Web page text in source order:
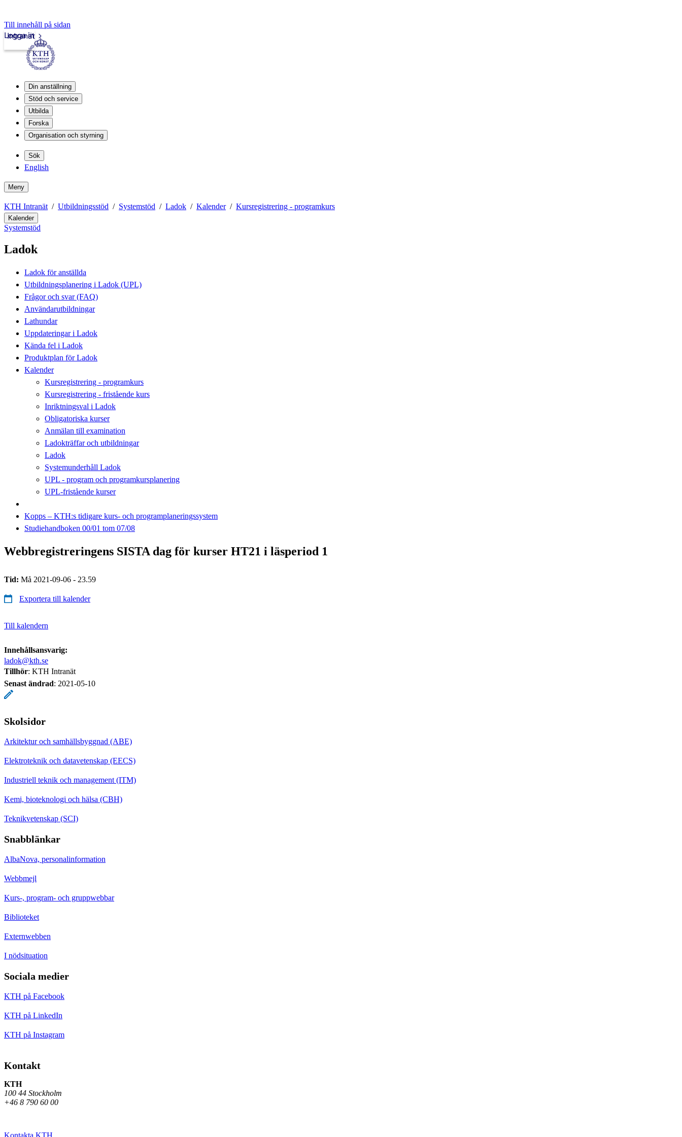
Till innehåll på sidan
Intranät
Logga in
Din anställning
Stöd och service
Utbilda
Forska
Organisation och styrning
Sök
English
Meny
KTH Intranät Utbildningsstöd Systemstöd Ladok Kalender Kursregistrering - programkurs
Kalender
Systemstöd
Ladok
Ladok för anställda
Utbildningsplanering i Ladok (UPL)
Frågor och svar (FAQ)
Användarutbildningar
Lathundar
Uppdateringar i Ladok
Kända fel i Ladok
Produktplan för Ladok
Kalender
Kursregistrering - programkurs
Kursregistrering - fristående kurs
Inriktningsval i Ladok
Obligatoriska kurser
Anmälan till examination
Ladokträffar och utbildningar
Ladok
Systemunderhåll Ladok
UPL - program och programkursplanering
UPL-fristående kurser
Kopps – KTH:s tidigare kurs- och programplaneringssystem
Studiehandboken 00/01 tom 07/08
Webbregistreringens SISTA dag för kurser HT21 i läsperiod 1
Tid: Må 2021-09-06 - 23.59
Exportera till kalender
Till kalendern
Innehållsansvarig:
ladok@kth.se
Tillhör: KTH Intranät
Senast ändrad: 2021-05-10
Skolsidor
Arkitektur och samhällsbyggnad (ABE)
Elektroteknik och datavetenskap (EECS)
Industriell teknik och management (ITM)
Kemi, bioteknologi och hälsa (CBH)
Teknikvetenskap (SCI)
Snabblänkar
AlbaNova, personalinformation
Webbmejl
Kurs-, program- och gruppwebbar
Biblioteket
Externwebben
I nödsituation
Sociala medier
KTH på Facebook
KTH på LinkedIn
KTH på Instagram
Kontakt
KTH
100 44 Stockholm
+46 8 790 60 00
Kontakta KTH